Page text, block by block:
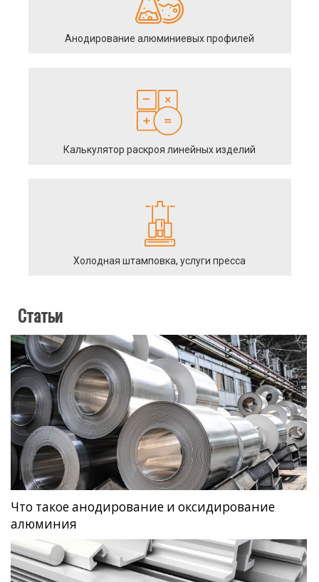
Анодирование алюминиевых профилей
Калькулятор раскроя линейных изделий
Холодная штамповка, услуги пресса
Статьи
Что такое анодирование и оксидирование
алюминия